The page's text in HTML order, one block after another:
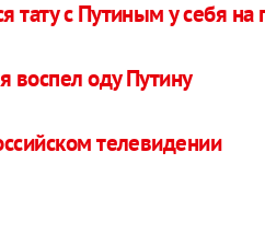
тату с Путиным у себя на
воспел оду Путину
телевидении